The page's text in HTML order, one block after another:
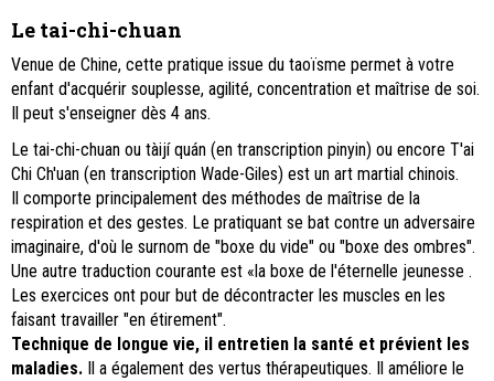
Le tai-chi-chuan
Venue de Chine, cette pratique issue du taoïsme permet à votre
enfant d'acquérir souplesse, agilité, concentration et maîtrise de soi.
Il peut s'enseigner dès 4 ans.
Le tai-chi-chuan ou tàijí quán (en transcription pinyin) ou encore T'ai
Chi Ch'uan (en transcription Wade-Giles) est un art martial chinois.
Il comporte principalement des méthodes de maîtrise de la
respiration et des gestes. Le pratiquant se bat contre un adversaire
imaginaire, d'où le surnom de "boxe du vide" ou "boxe des ombres".
Une autre traduction courante est «la boxe de l'éternelle jeunesse .
Les exercices ont pour but de décontracter les muscles en les
faisant travailler "en étirement".
Technique de longue vie, il entretien la santé et prévient les
maladies. Il a également des vertus thérapeutiques. Il améliore le